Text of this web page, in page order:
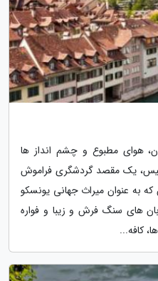
هوای مطبوع و چشم انداز ها
یک مقصد گردشگری فراموش
به عنوان میراث جهانی یونسکو
های سنگ فرش و زیبا و فواره
کافه...